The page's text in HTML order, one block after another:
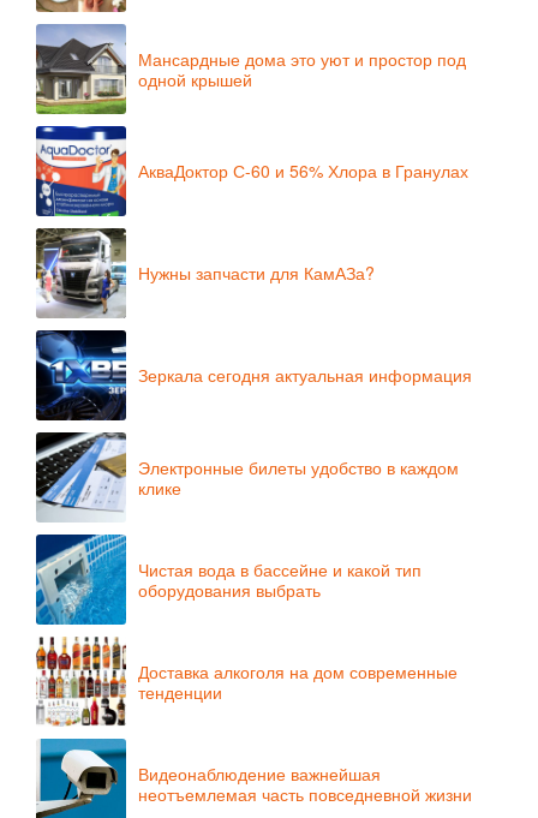
Мансардные дома это уют и простор под
одной крышей
АкваДоктор С-60 и 56% Хлора в Гранулах
Нужны запчасти для КамАЗа?
Зеркала сегодня актуальная информация
Электронные билеты удобство в каждом
клике
Чистая вода в бассейне и какой тип
оборудования выбрать
Доставка алкоголя на дом современные
тенденции
Видеонаблюдение важнейшая
неотъемлемая часть повседневной жизни